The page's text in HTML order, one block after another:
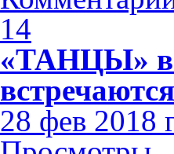
14
«ТАНЦЫ» в
28 фев 2018